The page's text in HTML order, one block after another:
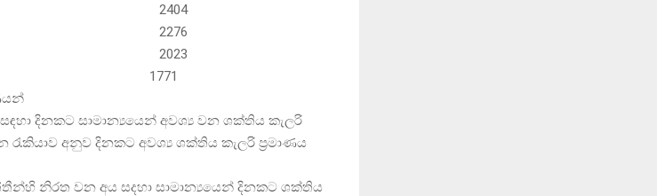
2404
2276
2023
55.0 1771
දිනකට සාමාන්‍යයෙන් අවශ්‍ය වන ශක්තිය කැලරි
අනුව දිනකට අවශ්‍ය ශක්තිය කැලරි ප්‍රමාණය
නිරත වන අය සදහා සාමාන්‍යයෙන් දිනකට ශක්තිය